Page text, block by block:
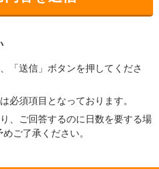
「送信」ボタンを押してくださ
必須項目となっております。
、ご回答するのに日数を要する場
ご了承ください。